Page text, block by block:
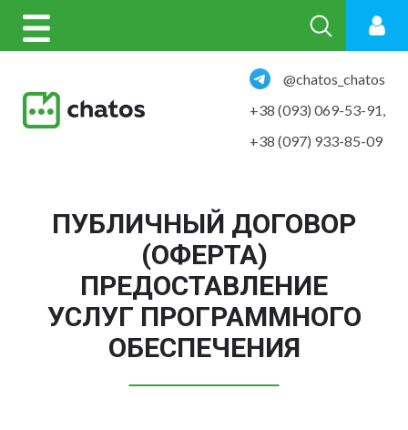
@chatos_chatos
+38 (093) 069-53-91,
+38 (097) 933-85-09
ПУБЛИЧНЫЙ ДОГОВОР
(ОФЕРТА)
ПРЕДОСТАВЛЕНИЕ
УСЛУГ ПРОГРАММНОГО
ОБЕСПЕЧЕНИЯ